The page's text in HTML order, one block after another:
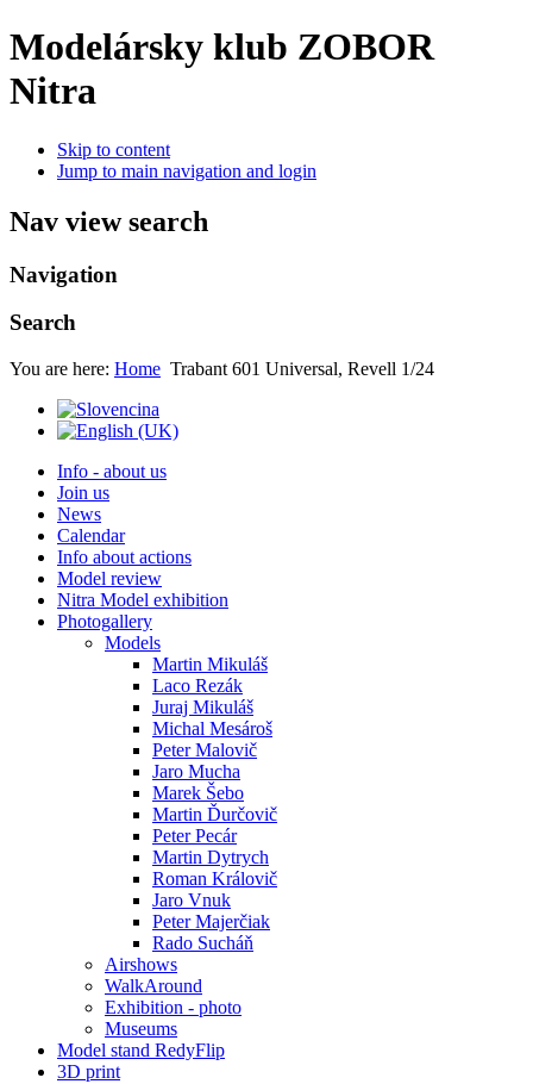
Modelársky klub ZOBOR
Nitra
Skip to content
Jump to main navigation and login
Nav view search
Navigation
Search
You are here: Home Trabant 601 Universal, Revell 1/24
Info - about us
Join us
News
Calendar
Info about actions
Model review
Nitra Model exhibition
Photogallery
Models
Martin Mikuláš
Laco Rezák
Juraj Mikuláš
Michal Mesároš
Peter Malovič
Jaro Mucha
Marek Šebo
Martin Ďurčovič
Peter Pecár
Martin Dytrych
Roman Královič
Jaro Vnuk
Peter Majerčiak
Rado Sucháň
Airshows
WalkAround
Exhibition - photo
Museums
Model stand RedyFlip
3D print